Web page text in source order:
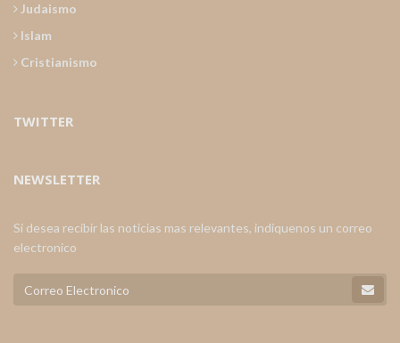
Judaismo
Islam
Cristianismo
TWITTER
NEWSLETTER
Si desea recibir las noticias mas relevantes, indiquenos un correo
electronico